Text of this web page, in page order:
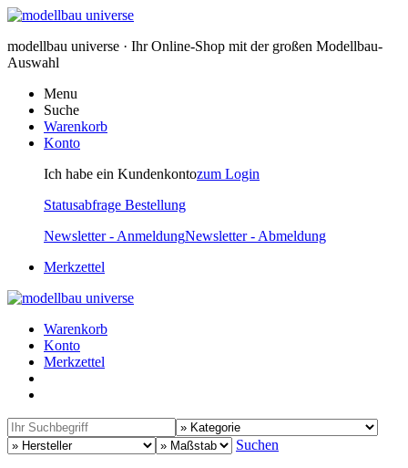
modellbau universe · Ihr Online-Shop mit der großen Modellbau-
Auswahl
Menu
Suche
Warenkorb
Konto
Ich habe ein Kundenkontozum Login
Statusabfrage Bestellung
Newsletter - AnmeldungNewsletter - Abmeldung
Merkzettel
Warenkorb
Konto
Merkzettel
Suchen